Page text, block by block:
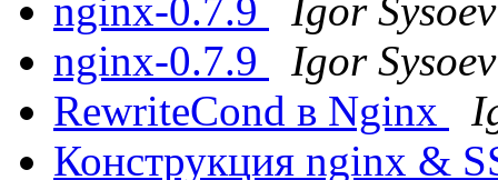
nginx-0.7.9
Igor Sysoev
nginx-0.7.9
Igor Sysoev
RewriteCond в Nginx
Конструкция nginx &